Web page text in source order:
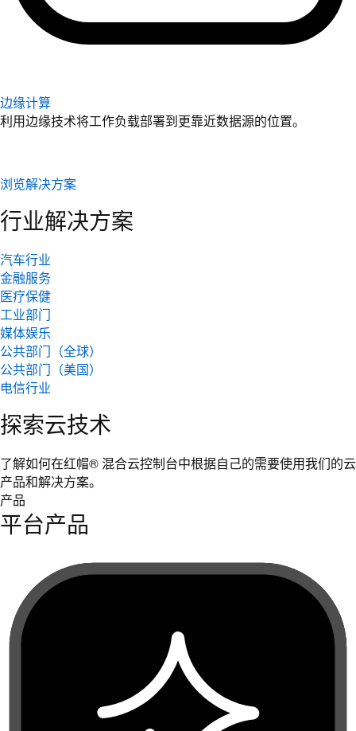
边缘计算
利用边缘技术将工作负载部署到更靠近数据源的位置。
浏览解决方案
行业解决方案
汽车行业
金融服务
医疗保健
工业部门
媒体娱乐
公共部门（全球）
公共部门（美国）
电信行业
探索云技术
了解如何在红帽® 混合云控制台中根据自己的需要使用我们的云
产品和解决方案。
产品
平台产品